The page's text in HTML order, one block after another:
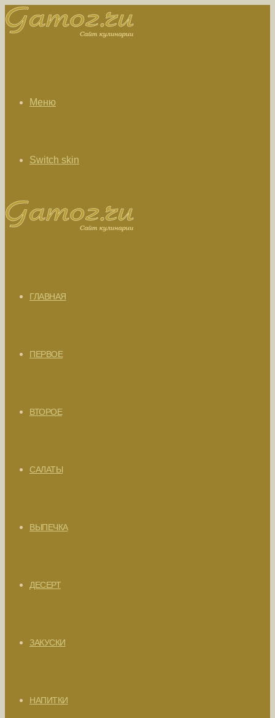
Меню
Switch skin
ГЛАВНАЯ
ПЕРВОЕ
ВТОРОЕ
САЛАТЫ
ВЫПЕЧКА
ДЕСЕРТ
ЗАКУСКИ
НАПИТКИ